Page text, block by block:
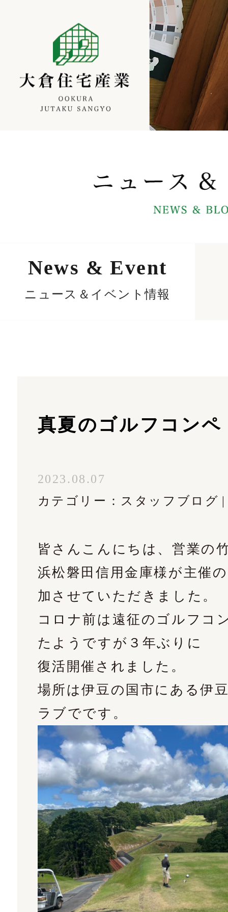
News & Event
ニュース＆イベント情報
真夏のゴルフコンペ
2023.08.07
カテゴリー：
スタッフブログ
皆さんこんにちは、営業の
浜松磐田信用金庫様が主催
加させていただきました。
コロナ前は遠征のゴルフコ
たようですが３年ぶりに
復活開催されました。
場所は伊豆の国市にある伊
ラブでです。
フォームはこちら